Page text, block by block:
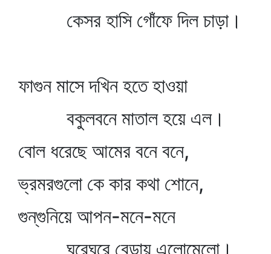
কেসর হাসি গোঁফে দিল চাড়া।
ফাগুন মাসে দখিন হতে হাওয়া
বকুলবনে মাতাল হয়ে এল।
বোল ধরেছে আমের বনে বনে,
ভ্রমরগুলো কে কার কথা শোনে,
গুন্‌গুনিয়ে আপন-মনে-মনে
ঘুরেঘুরে বেড়ায় এলোমেলো।